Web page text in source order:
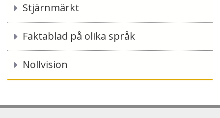
Stjärnmärkt
Faktablad på olika språk
Nollvision